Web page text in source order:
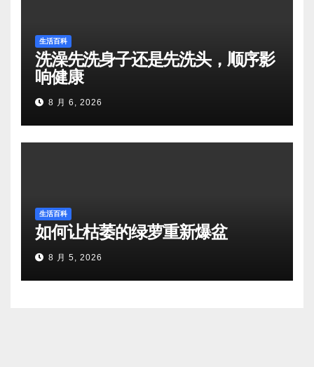
生活百科
洗澡先洗身子还是先洗头，顺序影
响健康
8 月 6, 2026
生活百科
如何让枯萎的绿萝重新爆盆
8 月 5, 2026